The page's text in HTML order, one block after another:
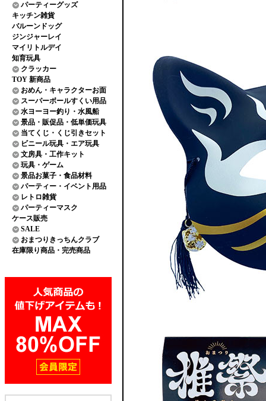
パーティーグッズ
キッチン雑貨
バルーンドッグ
ジンジャーレイ
マイリトルデイ
知育玩具
クラッカー
TOY 新商品
おめん・キャラクターお面
スーパーボールすくい用品
水ヨーヨー釣り・水風船
景品・販促品・低単価玩具
当てくじ・くじ引きセット
ビニール玩具・エア玩具
文房具・工作キット
玩具・ゲーム
景品お菓子・食品材料
パーティー・イベント用品
レトロ雑貨
パーティーマスク
ケース販売
SALE
おまつりきっちんクラブ
在庫限り商品・完売商品